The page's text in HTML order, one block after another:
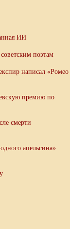
ИИ
поэтам
написал «Ромео
премию по
смерти
апельсина»